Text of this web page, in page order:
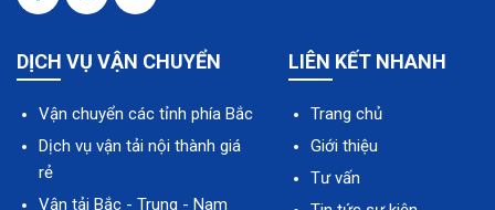
DỊCH VỤ VẬN CHUYỂN
Vận chuyển các tỉnh phía Bắc
Dịch vụ vận tải nội thành giá
rẻ
Vận tải Bắc - Trung - Nam
LIÊN KẾT NHANH
Trang chủ
Giới thiệu
Tư vấn